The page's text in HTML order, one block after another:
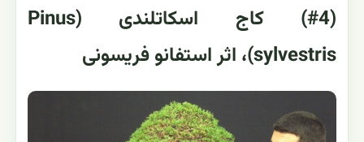
(#4) کاج اسکاتلندی (Pinus
sylvestris)، اثر استفانو فریسونی